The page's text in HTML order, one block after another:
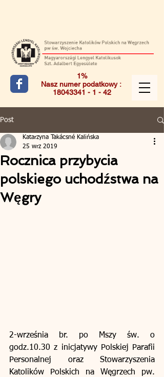
1%
Nasz numer podatkowy :
18043341 - 1 - 42
Post
Rocznica przybycia
polskiego uchodźstwa na
Węgry
Katarzyna Takácsné Kalińska
25 wrz 2019
2-września br. po Mszy św. o
godz.10.30 z inicjatywy Polskiej Parafii
Personalnej oraz Stowarzyszenia
Katolików Polskich na Węgrzech pw.